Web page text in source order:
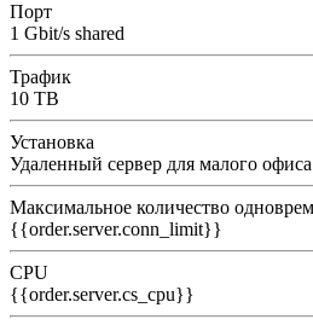
Порт
1 Gbit/s shared
Трафик
10 TB
Установка
Удаленный сервер для малого
Максимальное количество
{{order.server.conn_limit}}
CPU
{{order.server.cs_cpu}}